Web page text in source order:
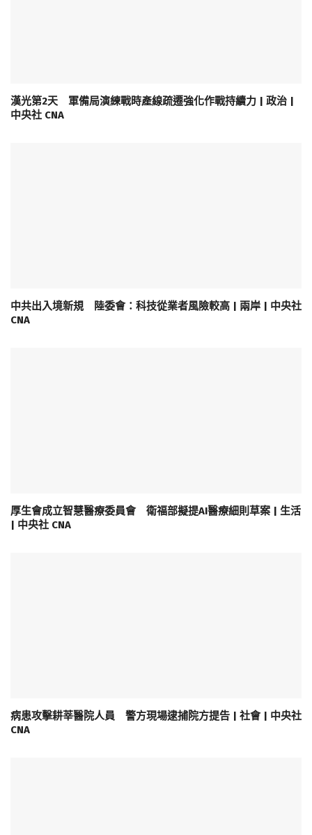
漢光第2天 軍備局演練戰時產線疏遷強化作戰持續力 | 政治 |
中央社 CNA
中共出入境新規 陸委會：科技從業者風險較高 | 兩岸 | 中央社
CNA
厚生會成立智慧醫療委員會 衛福部擬提AI醫療細則草案 | 生活
| 中央社 CNA
病患攻擊耕莘醫院人員 警方現場逮捕院方提告 | 社會 | 中央社
CNA